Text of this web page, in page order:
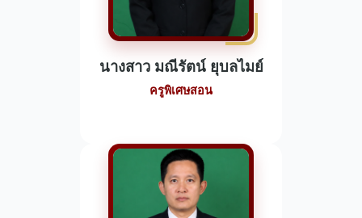
นางสาว มณีรัตน์ ยุบลไมย์
ครูพิเศษสอน